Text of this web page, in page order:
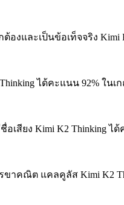
องและเป็นข้อเท็จจริง Kimi
ได้คะแนน 92% ใน
อเสียง Kimi K2 Thinking ไ
ขาคณิต แคลคูลัส Kimi K2